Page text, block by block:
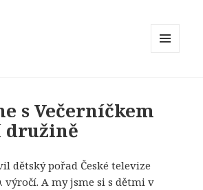
s Večerníčkem
družině
dětský pořad České televize
výročí. A my jsme si s dětmi v